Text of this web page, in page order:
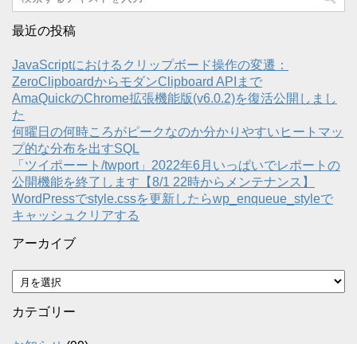
最近の投稿
JavaScriptにおけるクリップボード操作の変遷：
ZeroClipboardからモダンClipboard APIまで
AmaQuickのChrome拡張機能版(v6.0.2)を復活公開しまし
た
何曜日の何時ころがピークなのか分かりやすいヒートマッ
プ的な分布を出すSQL
「ツイポーート/twport」2022年6月いっぱいでレポートの
公開機能を終了します【8/1 22時からメンテナンス】
WordPressでstyle.cssを更新したらwp_enqueue_styleで
キャッシュクリアする
アーカイブ
ア
ー
カ
カテゴリー